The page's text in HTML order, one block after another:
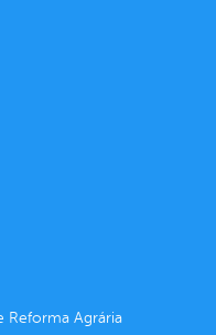
Reforma Agrária